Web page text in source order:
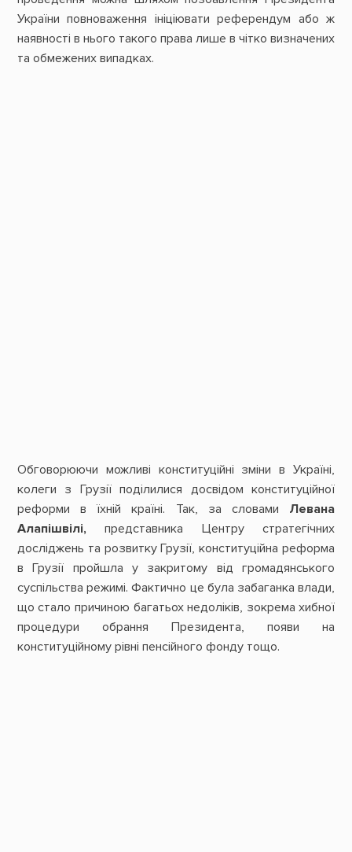
України повноваження ініціювати референдум або ж
наявності в нього такого права лише в чітко визначених
та обмежених випадках.
Обговорюючи можливі конституційні зміни в Україні,
колеги з Грузії поділилися досвідом конституційної
реформи в їхній країні. Так, за словами Левана
Алапішвілі, представника Центру стратегічних
досліджень та розвитку Грузії, конституційна реформа
в Грузії пройшла у закритому від громадянського
суспільства режимі. Фактично це була забаганка влади,
що стало причиною багатьох недоліків, зокрема хибної
процедури обрання Президента, появи на
конституційному рівні пенсійного фонду тощо.